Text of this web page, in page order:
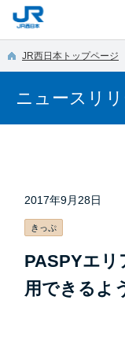
JR西日本トップページ
ニュースリ
2017年9月28日
きっぷ
PASPYエリ
用できるよ